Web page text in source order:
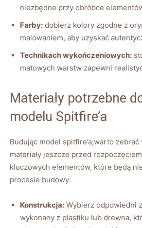
niezbędne przy obróbce
Farby: dobierz kolory zgodne z
malowaniem, aby uzyskać
Technikach wykończeniowych:
matowych warstw zapewni
Materiały potrzebne
modelu Spitfire’a
Budując model spitfire’a,warto zebrać
materiały jeszcze przed
kluczowych elementów, które będą
procesie budowy:
Konstrukcja: Wybierz odpowiedni
wykonany z plastiku lub drewna,